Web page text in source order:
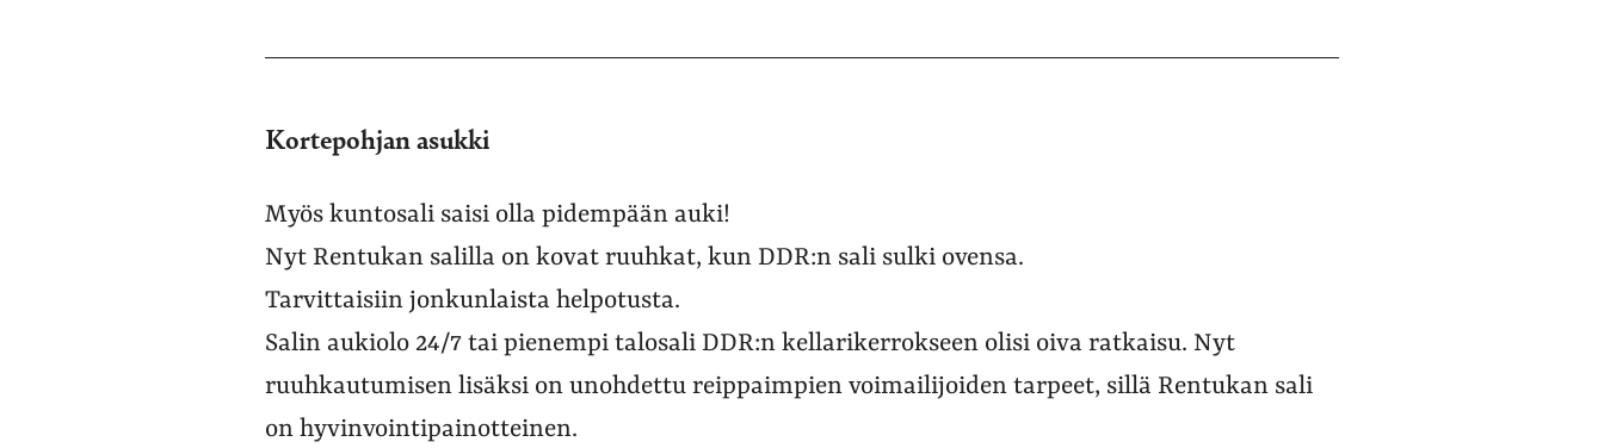
Kortepohjan asukki
Myös kuntosali saisi olla pidempään auki!
Nyt Rentukan salilla on kovat ruuhkat, kun DDR:n sali sulki ovensa.
Tarvittaisiin jonkunlaista helpotusta.
Salin aukiolo 24/7 tai pienempi talosali DDR:n kellarikerrokseen olisi oiva ratkaisu. Nyt
ruuhkautumisen lisäksi on unohdettu reippaimpien voimailijoiden tarpeet, sillä Rentukan sali
on hyvinvointipainotteinen.